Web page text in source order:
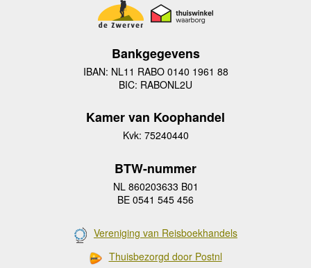
Bankgegevens
IBAN: NL11 RABO 0140 1961 88
BIC: RABONL2U
Kamer van Koophandel
Kvk: 75240440
BTW-nummer
NL 860203633 B01
BE 0541 545 456
Vereniging van Reisboekhandels
Thuisbezorgd door Postnl